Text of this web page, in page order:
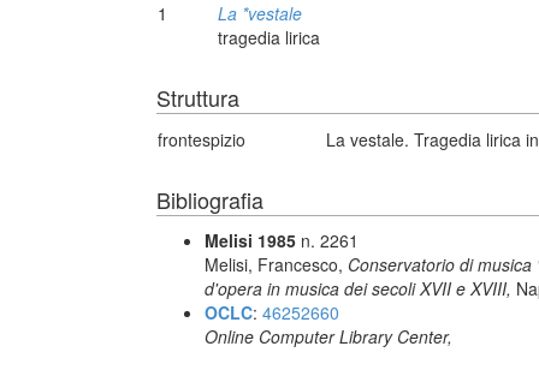
1
La *vestale
tragedia lirica
Struttura
frontespizio La vestale. Tragedia lirica
Bibliografia
Melisi 1985 n. 2261
Melisi, Francesco, Conservatorio di
d'opera in musica dei secoli XVII e XVIII,
OCLC: 46252660
Online Computer Library Center,